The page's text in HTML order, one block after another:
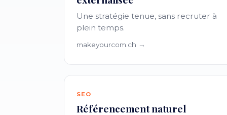
Une stratégie tenue, sans recruter à
plein temps.
makeyourcom.ch →
SEO
Référencement naturel